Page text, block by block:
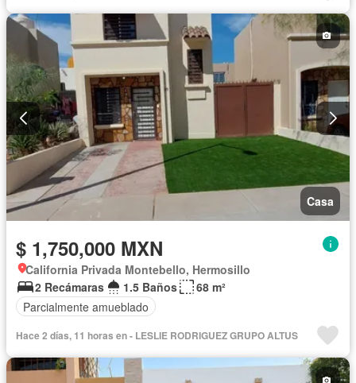
Casa
$ 1,750,000 MXN
California Privada Montebello, Hermosillo
2 Recámaras
1.5 Baños
68 m²
Parcialmente amueblado
Hace 2 días, 11 horas en - LESLIE RODRIGUEZ GRUPO ALTUS